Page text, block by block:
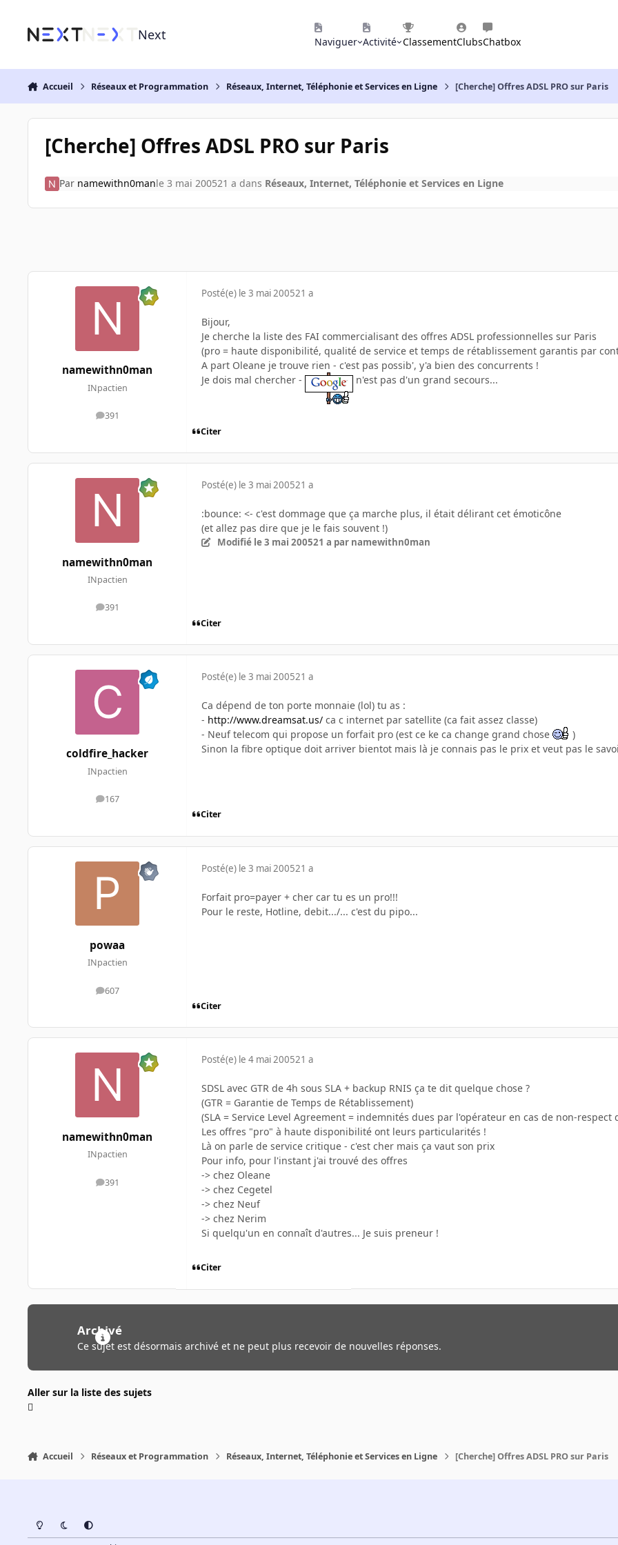
Next Naviguer Activité ClassementClubsChatbox
Accueil Réseaux et Programmation Réseaux, Internet, Téléphonie et Services en Ligne [Cherche] Offres ADSL PRO sur Paris
[Cherche] Offres ADSL PRO sur Paris
Par namewithn0manle 3 mai 200521 a dans Réseaux, Internet, Téléphonie et Services en Ligne
namewithn0man
INpactien
391
messages
Posté(e) le 3 mai 200521 a
Bijour,
Je cherche la liste des FAI commercialisant des offres ADSL professionnelles sur Paris
(pro = haute disponibilité, qualité de service et temps de rétablissement garantis par
A part Oleane je trouve rien - c'est pas possib', y'a bien des concurrents !
Je dois mal chercher -
n'est pas d'un grand secours...
Citer
namewithn0man
INpactien
391
messages
Posté(e) le 3 mai 200521 a
:bounce: <- c'est dommage que ça marche plus, il était délirant cet émoticône
(et allez pas dire que je le fais souvent !)
Modifié le 3 mai 200521 a par namewithn0man
Citer
coldfire_hacker
INpactien
167
messages
Posté(e) le 3 mai 200521 a
Ca dépend de ton porte monnaie (lol) tu as :
- http://www.dreamsat.us/ ca c internet par satellite (ca fait assez classe)
- Neuf telecom qui propose un forfait pro (est ce ke ca change grand chose
)
Sinon la fibre optique doit arriver bientot mais là je connais pas le prix et veut pas le
Citer
powaa
INpactien
607
messages
Posté(e) le 3 mai 200521 a
Forfait pro=payer + cher car tu es un pro!!!
Pour le reste, Hotline, debit.../... c'est du pipo...
Citer
namewithn0man
INpactien
391
messages
Posté(e) le 4 mai 200521 a
SDSL avec GTR de 4h sous SLA + backup RNIS ça te dit quelque chose ?
(GTR = Garantie de Temps de Rétablissement)
(SLA = Service Level Agreement = indemnités dues par l'opérateur en cas de non-respect
Les offres "pro" à haute disponibilité ont leurs particularités !
Là on parle de service critique - c'est cher mais ça vaut son prix
Pour info, pour l'instant j'ai trouvé des offres
-> chez Oleane
-> chez Cegetel
-> chez Neuf
-> chez Nerim
Si quelqu'un en connaît d'autres... Je suis preneur !
Citer
Archivé
Ce sujet est désormais archivé et ne peut plus recevoir de nouvelles réponses.
Aller sur la liste des sujets
Accueil Réseaux et Programmation Réseaux, Internet, Téléphonie et Services en Ligne [Cherche] Offres ADSL PRO sur Paris
Light ModeDark ModeSystem Preference